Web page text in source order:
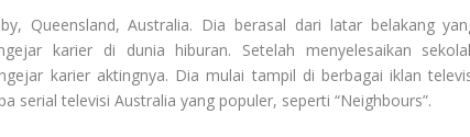
Queensland, Australia. Dia berasal dari latar belakang
karier di dunia hiburan. Setelah menyelesaikan
karier aktingnya. Dia mulai tampil di berbagai iklan
serial televisi Australia yang populer, seperti “Neighbours”.